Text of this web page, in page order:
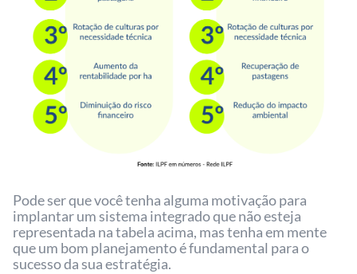
Pode ser que você tenha alguma motivação para
implantar um sistema integrado que não esteja
representada na tabela acima, mas tenha em mente
que um bom planejamento é fundamental para o
sucesso da sua estratégia.